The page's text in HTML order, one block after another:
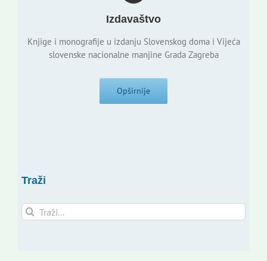
Izdavaštvo
Knjige i monografije u izdanju Slovenskog doma i Vijeća
slovenske nacionalne manjine Grada Zagreba
Opširnije
Traži
Traži...